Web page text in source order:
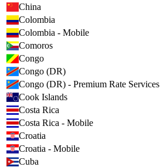
China
Colombia
Colombia - Mobile
Comoros
Congo
Congo (DR)
Congo (DR) - Premium Rate Services
Cook Islands
Costa Rica
Costa Rica - Mobile
Croatia
Croatia - Mobile
Cuba